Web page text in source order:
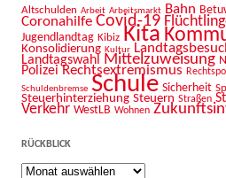
Altschulden Arbeit Arbeitsmarkt Bahn
Coronahilfe Covid-19
Jugendlandtag Kibiz Kita
Konsolidierung Kultur
Landtagswahl Mittelzuweisung
Polizei Rechtsextremismus
Schuldenbremse Schule Sicherheit
Steuerhinterziehung Steuern Straßen
Verkehr WestLB Wohnen
RÜCKBLICK
Rückblick